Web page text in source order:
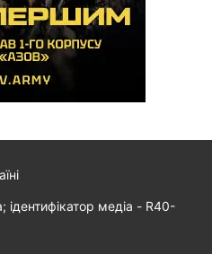
ідентифікатор медіа - R40-